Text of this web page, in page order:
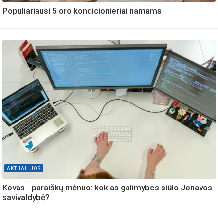
Populiariausi 5 oro kondicionieriai namams
AKTUALIJOS
Kovas - paraiškų mėnuo: kokias galimybes siūlo Jonavos
savivaldybė?